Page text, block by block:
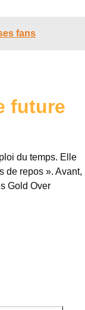
fans
future
du temps. Elle
de repos ». Avant,
Gold Over